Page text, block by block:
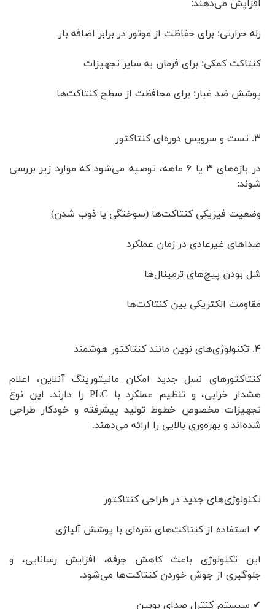
افزایش می‌دهند:
رله حرارتی: برای حفاظت از موتور در برابر اضافه بار
کنتاکت کمکی: برای فرمان به سایر تجهیزات
پوشش ضد غبار: برای محافظت از سطح کنتاکت‌ها
۳. تست و سرویس دوره‌ای کنتاکتور
در بازه‌های ۳ یا ۶ ماهه، توصیه می‌شود که موارد زیر بررسی
شوند:
وضعیت فیزیکی کنتاکت‌ها (سوختگی یا ذوب شدن)
صداهای غیرعادی در زمان عملکرد
شل بودن پیچ‌های ترمینال‌ها
مقاومت الکتریکی بین کنتاکت‌ها
۴. تکنولوژی‌های نوین مانند کنتاکتور هوشمند
کنتاکتورهای نسل جدید امکان مانیتورینگ آنلاین، اعلام
هشدار خرابی، و تنظیم عملکرد با PLC را دارند. این نوع
تجهیزات مخصوص خطوط تولید پیشرفته و خودکار طراحی
شده‌اند و بهره‌وری بالایی را ارائه می‌دهند.
تکنولوژی‌های جدید در طراحی کنتاکتور
✔ استفاده از کنتاکت‌های نقره‌ای با پوشش آلیاژی
این تکنولوژی باعث کاهش جرقه، افزایش رسانایی، و
جلوگیری از جوش خوردن کنتاکت‌ها می‌شود.
✔ سیستم کنترل صدای بوبین